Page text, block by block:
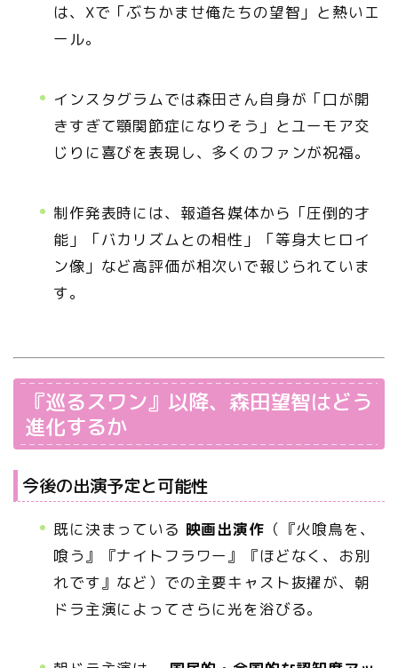
は、Xで「ぶちかませ俺たちの望智」と熱いエ
ール。
インスタグラムでは森田さん自身が「口が開
きすぎて顎関節症になりそう」とユーモア交
じりに喜びを表現し、多くのファンが祝福。
制作発表時には、報道各媒体から「圧倒的才
能」「バカリズムとの相性」「等身大ヒロイ
ン像」など高評価が相次いで報じられていま
す。
『巡るスワン』以降、森田望智はどう
進化するか
今後の出演予定と可能性
既に決まっている 映画出演作 （『火喰鳥を、
喰う』『ナイトフラワー』『ほどなく、お別
れです』など）での主要キャスト抜擢が、朝
ドラ主演によってさらに光を浴びる。